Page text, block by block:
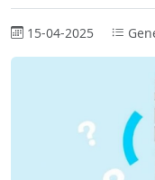
15-04-2025